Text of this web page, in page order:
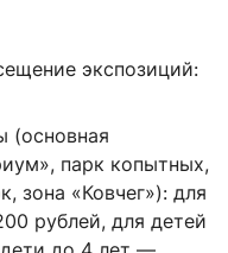
экспозиций:
(основная
парк копытных,
зона «Ковчег»): для
рублей, для детей